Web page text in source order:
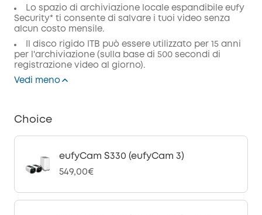
Lo spazio di archiviazione locale espandibile eufy
Security* ti consente di salvare i tuoi video senza
alcun costo mensile.
Il disco rigido ITB può essere utilizzato per 15 anni
per l'archiviazione (sulla base di 500 secondi di
registrazione video al giorno).
Vedi meno
Choice
eufyCam S330 (eufyCam 3)
549,00€